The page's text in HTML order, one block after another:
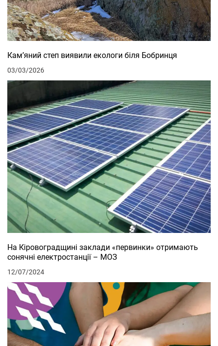
Кам’яний степ виявили екологи біля Бобринця
03/03/2026
На Кіровоградщині заклади «первинки» отримають
сонячні електростанції – МОЗ
12/07/2024